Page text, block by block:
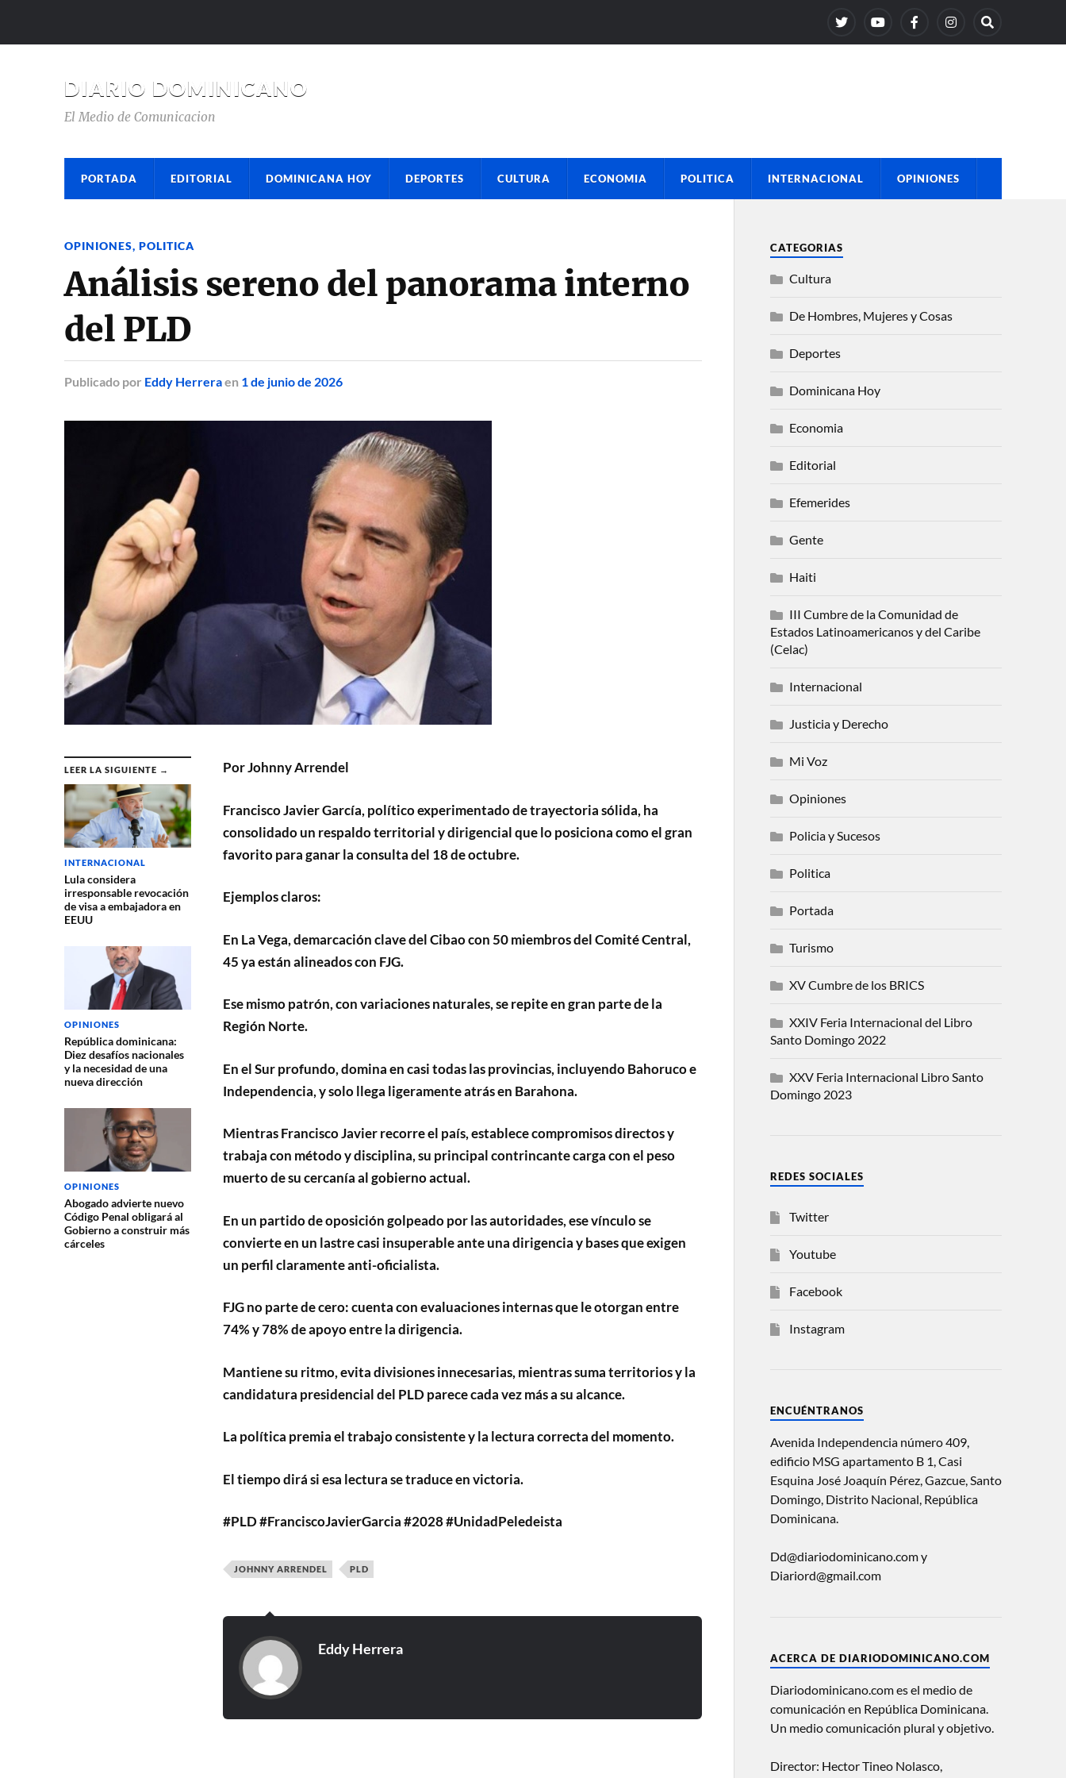
DIARIO DOMINICANO
El Medio de Comunicacion
PORTADA EDITORIAL DOMINICANA HOY DEPORTES CULTURA ECONOMIA POLITICA INTERNACIONAL OPINIONES
OPINIONES, POLITICA
Análisis sereno del panorama interno
del PLD
Publicado por Eddy Herreraen 1 de junio de 2026
LEER LA SIGUIENTE →
INTERNACIONAL
Lula considera
irresponsable revocación
de visa a embajadora en
EEUU
OPINIONES
República dominicana:
Diez desafíos nacionales
y la necesidad de una
nueva dirección
OPINIONES
Abogado advierte nuevo
Código Penal obligará al
Gobierno a construir más
cárceles
Por Johnny Arrendel
Francisco Javier García, político experimentado de trayectoria sólida, ha
consolidado un respaldo territorial y dirigencial que lo posiciona como el gran
favorito para ganar la consulta del 18 de octubre.
Ejemplos claros:
En La Vega, demarcación clave del Cibao con 50 miembros del Comité Central,
45 ya están alineados con FJG.
Ese mismo patrón, con variaciones naturales, se repite en gran parte de la
Región Norte.
En el Sur profundo, domina en casi todas las provincias, incluyendo Bahoruco e
Independencia, y solo llega ligeramente atrás en Barahona.
Mientras Francisco Javier recorre el país, establece compromisos directos y
trabaja con método y disciplina, su principal contrincante carga con el peso
muerto de su cercanía al gobierno actual.
En un partido de oposición golpeado por las autoridades, ese vínculo se
convierte en un lastre casi insuperable ante una dirigencia y bases que exigen
un perfil claramente anti-oficialista.
FJG no parte de cero: cuenta con evaluaciones internas que le otorgan entre
74% y 78% de apoyo entre la dirigencia.
Mantiene su ritmo, evita divisiones innecesarias, mientras suma territorios y la
candidatura presidencial del PLD parece cada vez más a su alcance.
La política premia el trabajo consistente y la lectura correcta del momento.
El tiempo dirá si esa lectura se traduce en victoria.
#PLD #FranciscoJavierGarcia #2028 #UnidadPeledeista
JOHNNY ARRENDEL PLD
Eddy Herrera
CATEGORIAS
Cultura
De Hombres, Mujeres y Cosas
Deportes
Dominicana Hoy
Economia
Editorial
Efemerides
Gente
Haiti
III Cumbre de la Comunidad de
Estados Latinoamericanos y del Caribe
(Celac)
Internacional
Justicia y Derecho
Mi Voz
Opiniones
Policia y Sucesos
Politica
Portada
Turismo
XV Cumbre de los BRICS
XXIV Feria Internacional del Libro
Santo Domingo 2022
XXV Feria Internacional Libro Santo
Domingo 2023
REDES SOCIALES
Twitter
Youtube
Facebook
Instagram
ENCUÉNTRANOS
Avenida Independencia número 409,
edificio MSG apartamento B 1, Casi
Esquina José Joaquín Pérez, Gazcue, Santo
Domingo, Distrito Nacional, República
Dominicana.
Dd@diariodominicano.com y
Diariord@gmail.com
ACERCA DE DIARIODOMINICANO.COM
Diariodominicano.com es el medio de
comunicación en República Dominicana.
Un medio comunicación plural y objetivo.
Director: Hector Tineo Nolasco,